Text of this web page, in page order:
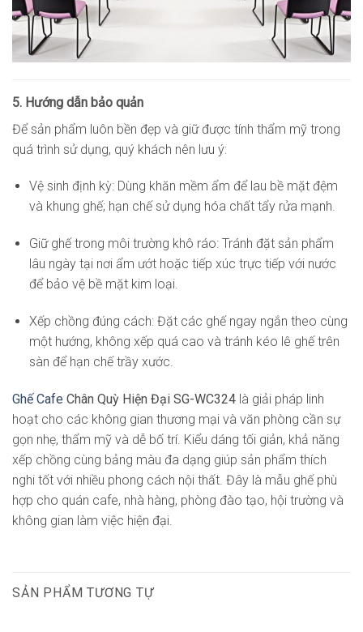
5. Hướng dẫn bảo quản
Để sản phẩm luôn bền đẹp và giữ được tính thẩm mỹ trong
quá trình sử dụng, quý khách nên lưu ý:
Vệ sinh định kỳ: Dùng khăn mềm ẩm để lau bề mặt đệm
và khung ghế; hạn chế sử dụng hóa chất tẩy rửa mạnh.
Giữ ghế trong môi trường khô ráo: Tránh đặt sản phẩm
lâu ngày tại nơi ẩm ướt hoặc tiếp xúc trực tiếp với nước
để bảo vệ bề mặt kim loại.
Xếp chồng đúng cách: Đặt các ghế ngay ngắn theo cùng
một hướng, không xếp quá cao và tránh kéo lê ghế trên
sàn để hạn chế trầy xước.
Ghế Cafe Chân Quỳ Hiện Đại SG-WC324 là giải pháp linh
hoạt cho các không gian thương mại và văn phòng cần sự
gọn nhẹ, thẩm mỹ và dễ bố trí. Kiểu dáng tối giản, khả năng
xếp chồng cùng bảng màu đa dạng giúp sản phẩm thích
nghi tốt với nhiều phong cách nội thất. Đây là mẫu ghế phù
hợp cho quán cafe, nhà hàng, phòng đào tạo, hội trường và
không gian làm việc hiện đại.
SẢN PHẨM TƯƠNG TỰ